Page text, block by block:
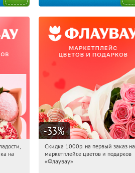
на
-33%
15:14:21 Получили:
Россия
Скидка 1000р. на первый заказ на
маркетплейсе цветов и подарков
«Флаувау»